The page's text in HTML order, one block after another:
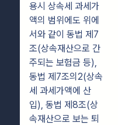
용시 상속세 과세가
액의 범위에도 위에
서와 같이 동법 제7
조(상속재산으로 간
주되는 보험금 등),
동법 제7조의2(상속
세 과세가액에 산
입), 동법 제8조(상
속재산으로 보는 퇴